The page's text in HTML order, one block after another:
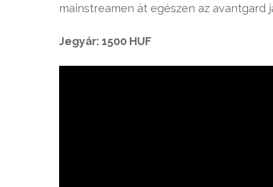
mainstreamen át egészen az avantgard
Jegyár: 1500 HUF